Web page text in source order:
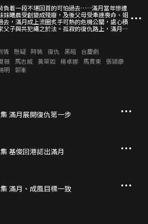
負着一段不堪回首的可怕過去……滿月當年慘遭
妹曦晨受創變成殘廢，及後父母受牽連喪命、姐
去，滿月成上流圈炙手可熱的危機公關，處心積
父子與共犯繩之於法。孤寂的復仇路上，滿月取
撕破華麗背後的暗黑虛偽，令惡人得到應有報
情 懸疑 時裝 復仇 黑暗
台慶劇
薇 馬志威 黃翠如 楊卓娜 馬貫東 張頴康
明 郭峯
滿月展開復仇第一步
基俊回港認出滿月
滿月、成風目標一致